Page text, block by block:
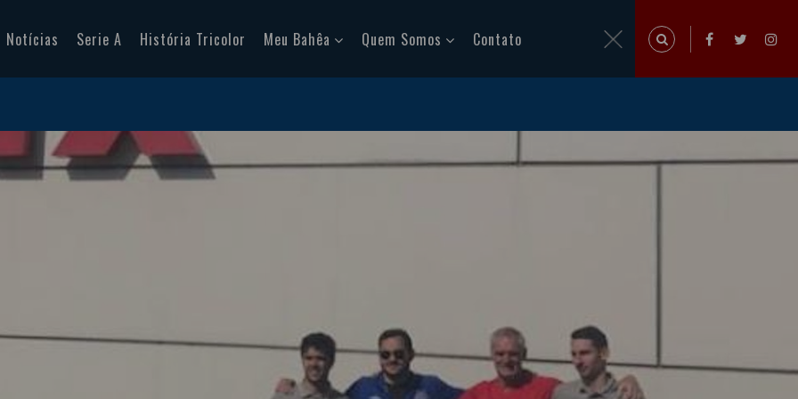
Notícias Serie A História Tricolor Meu Bahêa Quem Somos Contato